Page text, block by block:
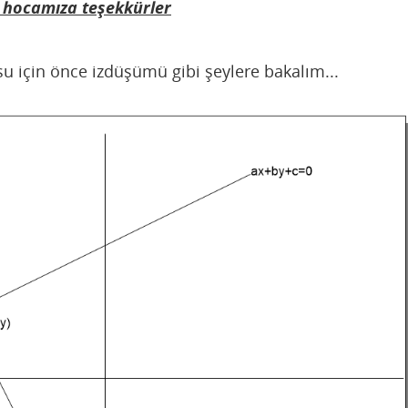
teşekkürler
için önce izdüşümü gibi şeylere bakalım...